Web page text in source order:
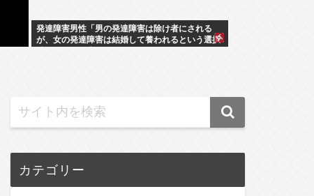
発達障害男性「男の発達障害は除け者にされる
が、女の発達障害は結婚して養われるという選択
カテゴリー